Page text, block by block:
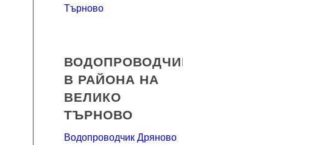
Търново
ВОДОПРОВОДЧИЦИ
В РАЙОНА НА
ВЕЛИКО
ТЪРНОВО
Водопроводчик Дряново